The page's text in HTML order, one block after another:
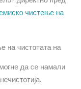
чистење на
на чистотата на
да се намали